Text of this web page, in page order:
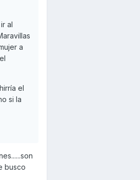
al
a
el
si la
busco